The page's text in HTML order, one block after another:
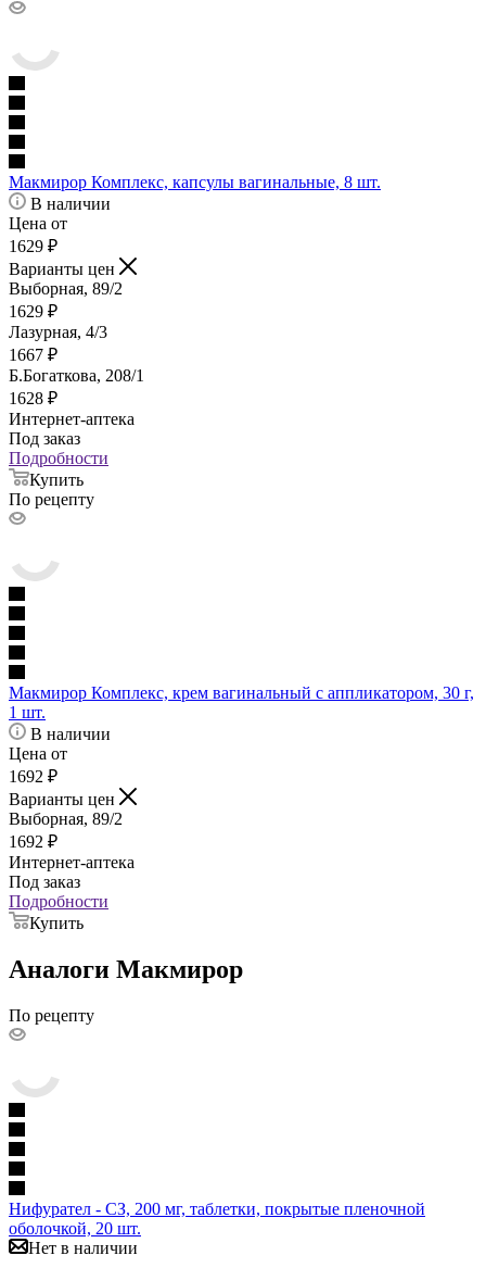
Макмирор Комплекс, капсулы вагинальные, 8 шт.
В наличии
Цена от
1629 ₽
Варианты цен
Выборная, 89/2
1629 ₽
Лазурная, 4/3
1667 ₽
Б.Богаткова, 208/1
1628 ₽
Интернет-аптека
Под заказ
Подробности
Купить
По рецепту
Макмирор Комплекс, крем вагинальный с аппликатором, 30 г,
1 шт.
В наличии
Цена от
1692 ₽
Варианты цен
Выборная, 89/2
1692 ₽
Интернет-аптека
Под заказ
Подробности
Купить
Аналоги Макмирор
По рецепту
Нифурател - СЗ, 200 мг, таблетки, покрытые пленочной
оболочкой, 20 шт.
Нет в наличии